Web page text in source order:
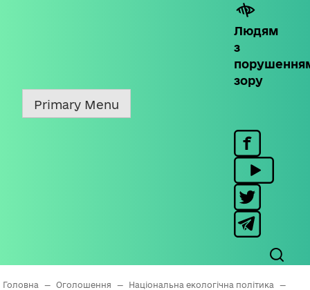
Людям
з
зору
Primary Menu
Головна — Оголошення — Національна екологічна політика
—